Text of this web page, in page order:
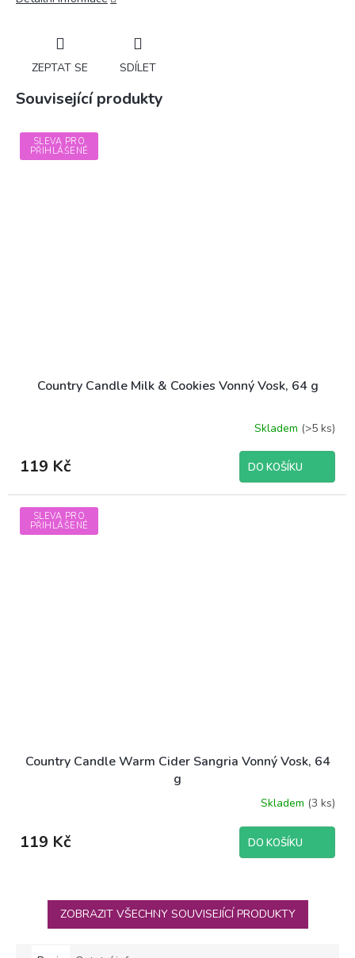
ZEPTAT SE SDÍLET
Související produkty
SLEVA PRO
PŘIHLÁŠENÉ
Country Candle Milk & Cookies Vonný Vosk, 64 g
Skladem (>5 ks)
119 Kč DO KOŠÍKU
SLEVA PRO
PŘIHLÁŠENÉ
Country Candle Warm Cider Sangria Vonný Vosk, 64
g
Skladem (3 ks)
119 Kč DO KOŠÍKU
ZOBRAZIT VŠECHNY SOUVISEJÍCÍ PRODUKTY